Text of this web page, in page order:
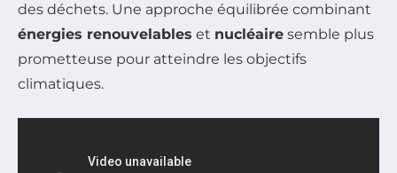
des déchets. Une approche équilibrée combinant
énergies renouvelables et nucléaire semble plus
prometteuse pour atteindre les objectifs
climatiques.